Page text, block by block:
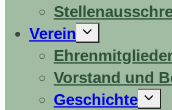
Verein
Untermenü
Vorstand und
Geschichte